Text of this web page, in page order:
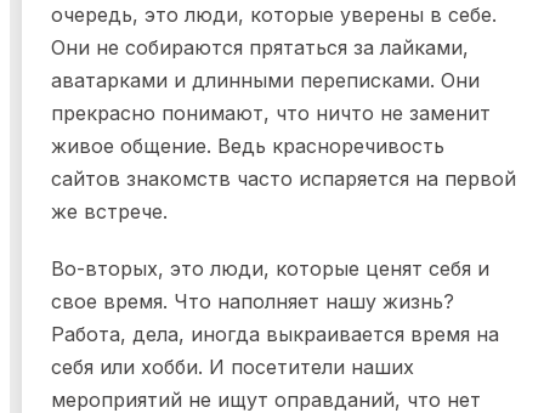
очередь, это люди, которые уверены в себе.
Они не собираются прятаться за лайками,
аватарками и длинными переписками. Они
прекрасно понимают, что ничто не заменит
живое общение. Ведь красноречивость
сайтов знакомств часто испаряется на первой
же встрече.
Во-вторых, это люди, которые ценят себя и
свое время. Что наполняет нашу жизнь?
Работа, дела, иногда выкраивается время на
себя или хобби. И посетители наших
мероприятий не ищут оправданий, что нет